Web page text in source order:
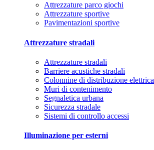
Attrezzature parco giochi
Attrezzature sportive
Pavimentazioni sportive
Attrezzature stradali
Attrezzature stradali
Barriere acustiche stradali
Colonnine di distribuzione elettrica
Muri di contenimento
Segnaletica urbana
Sicurezza stradale
Sistemi di controllo accessi
Illuminazione per esterni